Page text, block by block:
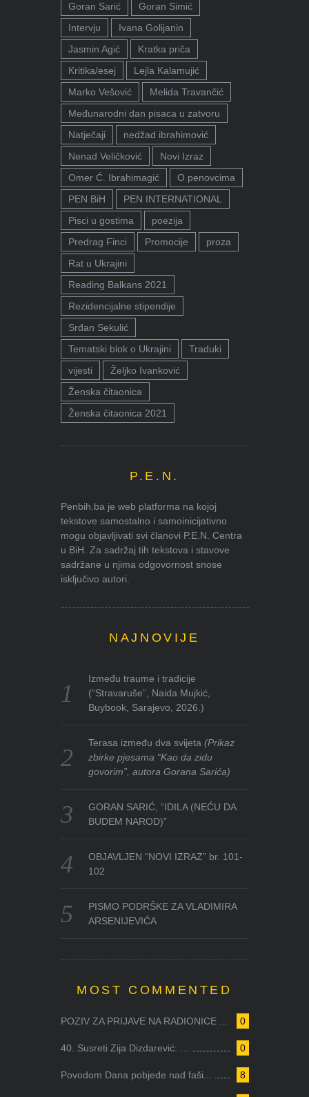
Goran Sarić
Goran Simić
Intervju
Ivana Golijanin
Jasmin Agić
Kratka priča
Kritika/esej
Lejla Kalamujić
Marko Vešović
Melida Travančić
Međunarodni dan pisaca u zatvoru
Natječaji
nedžad ibrahimović
Nenad Veličković
Novi Izraz
Omer Ć. Ibrahimagić
O penovcima
PEN BiH
PEN INTERNATIONAL
Pisci u gostima
poezija
Predrag Finci
Promocije
proza
Rat u Ukrajini
Reading Balkans 2021
Rezidencijalne stipendije
Srđan Sekulić
Tematski blok o Ukrajini
Traduki
vijesti
Željko Ivanković
Ženska čitaonica
Ženska čitaonica 2021
P.E.N.
Penbih.ba je web platforma na kojoj
tekstove samostalno i samoinicijativno
mogu objavljivati svi članovi P.E.N. Centra
u BiH. Za sadržaj tih tekstova i stavove
sadržane u njima odgovornost snose
isključivo autori.
NAJNOVIJE
Između traume i tradicije
(“Stravaruše”, Naida Mujkić,
Buybook, Sarajevo, 2026.)
Terasa između dva svijeta(Prikaz
zbirke pjesama “Kao da zidu
govorim”, autora Gorana Sarića)
GORAN SARIĆ, “IDILA (NEĆU DA
BUDEM NAROD)”
OBJAVLJEN “NOVI IZRAZ” br. 101-
102
PISMO PODRŠKE ZA VLADIMIRA
ARSENIJEVIĆA
MOST COMMENTED
0
POZIV ZA PRIJAVE NA RADIONICE ...
0
40. Susreti Zija Dizdarević: ...
8
Povodom Dana pobjede nad faši...